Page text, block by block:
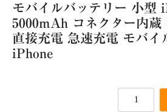
カメラ関連
ゲーム類
スピーカー類
モバイルバッテリー 小型
5000mAh コネクター内蔵
直接充電 急速充電 モバイ
iPhone